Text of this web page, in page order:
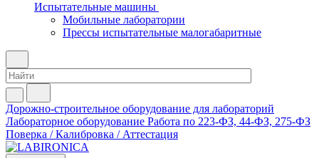
Испытательные машины
Мобильные лаборатории
Прессы испытательные малогабаритные
Дорожно-строительное оборудование для лабораторий
Лабораторное оборудование Работа по 223-ФЗ, 44-ФЗ, 275-ФЗ
Поверка / Калибровка / Аттестация